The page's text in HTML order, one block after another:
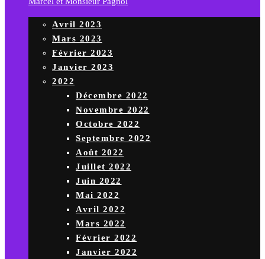
Avril 2023
Mars 2023
Février 2023
Janvier 2023
2022
Décembre 2022
Novembre 2022
Octobre 2022
Septembre 2022
Août 2022
Juillet 2022
Juin 2022
Mai 2022
Avril 2022
Mars 2022
Février 2022
Janvier 2022